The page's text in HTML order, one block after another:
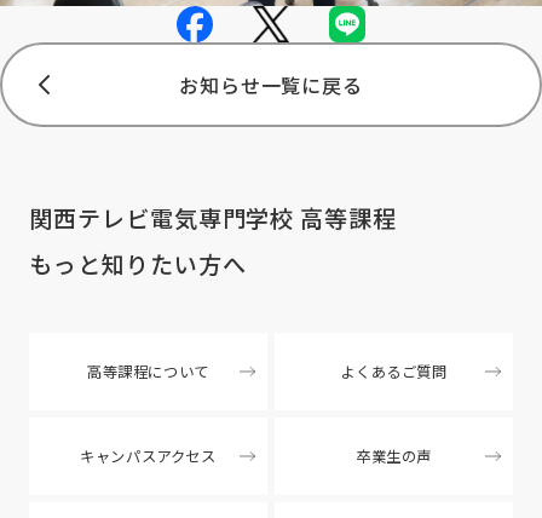
お知らせ一覧に戻る
関西テレビ電気専門学校 高等課程
もっと知りたい方へ
高等課程について よくあるご質問
キャンパスアクセス 卒業生の声